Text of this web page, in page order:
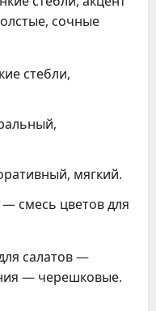
сочные
стебли,
мягкий.
смесь цветов для
салатов —
— черешковые.